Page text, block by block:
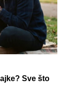
Sve što